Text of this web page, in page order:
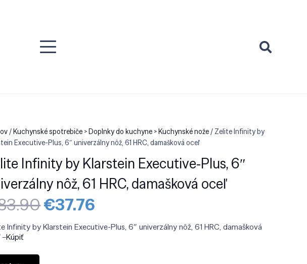
/Kuchynské spotrebiče > Doplnky do kuchyne > Kuchynské nože/ Zelite Infinity by
Executive-Plus, 6″ univerzálny nôž, 61 HRC, damašková oceľ
Infinity by Klarstein Executive-Plus, 6″
nôž, 61 HRC, damašková oceľ
Pôvodná
cena
bola:
€83.90.
€37.76
je:
€37.76.
Infinity by Klarstein Executive-Plus, 6″ univerzálny nôž, 61 HRC, damašková
–Kúpiť